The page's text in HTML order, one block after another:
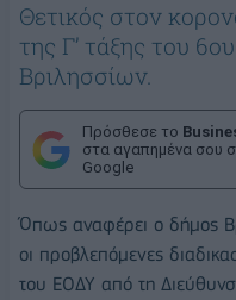
Θετικός στον
της Γ’ τάξης του
Βριλησσίων.
Πρόσθεσε το
στα αγαπημένα σου
Google
Όπως αναφέρει ο δήμος
οι προβλεπόμενες
του ΕΟΔΥ από τη